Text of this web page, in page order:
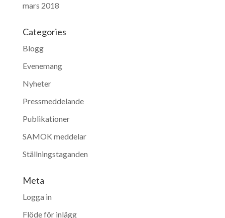
mars 2018
Categories
Blogg
Evenemang
Nyheter
Pressmeddelande
Publikationer
SAMOK meddelar
Ställningstaganden
Meta
Logga in
Flöde för inlägg